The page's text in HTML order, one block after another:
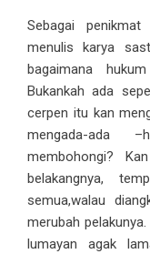
Sebagai
menulis karya
bagaimana
Bukankah ada
cerpen itu kan
mengada-ada
membohongi?
belakangnya,
semua,walau
merubah
lumayan agak